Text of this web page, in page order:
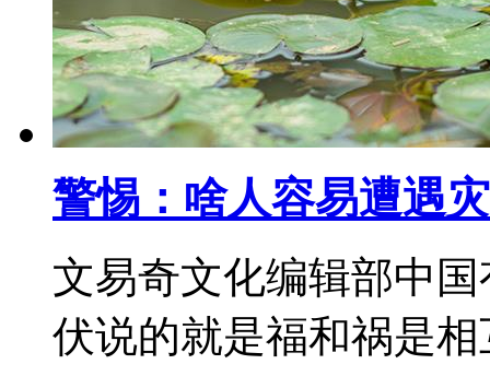
警惕：啥人容易遭遇灾
文易奇文化编辑部中
伏说的就是福和祸是